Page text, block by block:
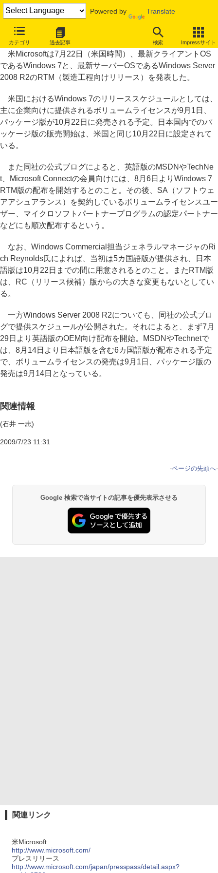
Powered by Translate
カテゴリ 過去記事 検索 Impressサイト
Windows 7とWindows Server 2008 R2が開発完了、RTMへ
米Microsoftは7月22日（米国時間）、最新クライアントOS
であるWindows 7と、最新サーバーOSであるWindows Server
2008 R2のRTM（製造工程向けリリース）を発表した。
米国におけるWindows 7のリリーススケジュールとしては、
主に企業向けに提供されるボリュームライセンスが9月1日、
パッケージ版が10月22日に発売される予定。日本国内でのパ
ッケージ版の販売開始は、米国と同じ10月22日に設定されて
いる。
また同社の公式ブログによると、英語版のMSDNやTechNe
t、Microsoft Connectの会員向けには、8月6日よりWindows 7
RTM版の配布を開始するとのこと。その後、SA（ソフトウェ
アアシュアランス）を契約しているボリュームライセンスユー
ザー、マイクロソフトパートナープログラムの認定パートナー
などにも順次配布するという。
なお、Windows Commercial担当ジェネラルマネージャのRi
ch Reynolds氏によれば、当初は5カ国語版が提供され、日本
語版は10月22日までの間に用意されるとのこと。またRTM版
は、RC（リリース候補）版からの大きな変更もないとしてい
る。
一方Windows Server 2008 R2についても、同社の公式ブロ
グで提供スケジュールが公開された。それによると、まず7月
29日より英語版のOEM向け配布を開始。MSDNやTechnetで
は、8月14日より日本語版を含む6カ国語版が配布される予定
で、ボリュームライセンスの発売は9月1日、パッケージ版の
発売は9月14日となっている。
関連情報
(石井 一志)
2009/7/23 11:31
-ページの先頭へ-
Google 検索で当サイトの記事を優先表示させる
関連リンク
米Microsoft
http://www.microsoft.com/
プレスリリース
http://www.microsoft.com/japan/presspass/detail.aspx?